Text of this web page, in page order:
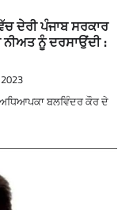
ਦੇਰੀ ਪੰਜਾਬ ਸਰਕਾਰ
ਨੀਅਤ ਨੂੰ ਦਰਸਾਉਂਦੀ :
ਬਲਵਿੰਦਰ ਕੌਰ ਦੇ